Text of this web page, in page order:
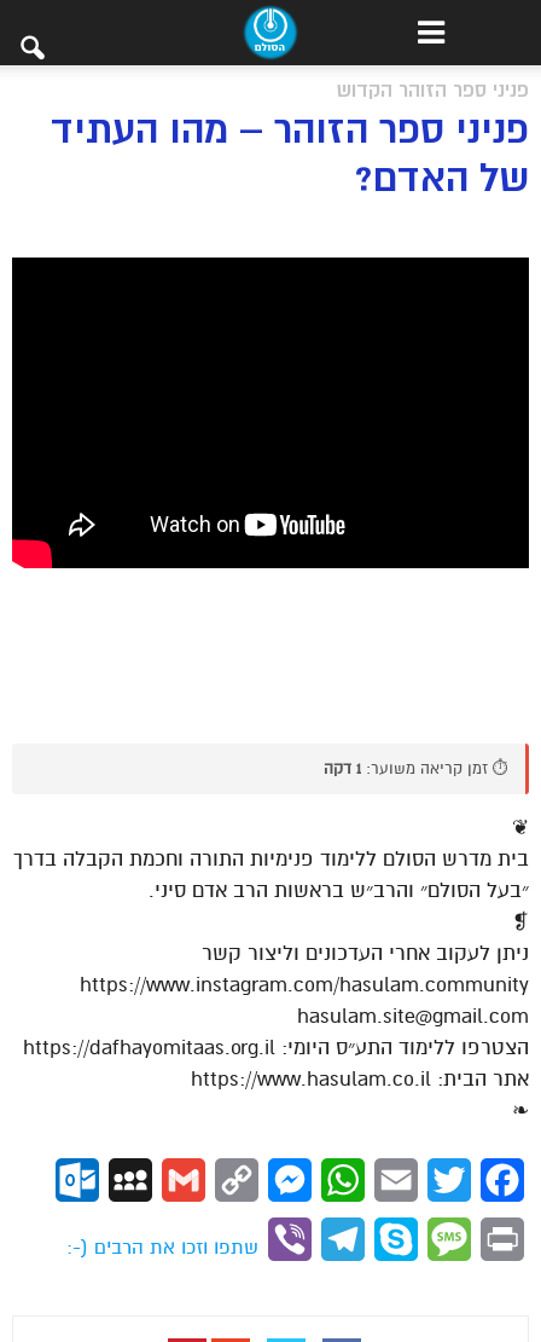
פניני ספר הזוהר הקדוש
פניני ספר הזוהר – מהו העתיד
של האדם?
⏱️ זמן קריאה משוער: 1 דקה
❦
בית מדרש הסולם ללימוד פנימיות התורה וחכמת הקבלה בדרך
״בעל הסולם״ והרב״ש בראשות הרב אדם סיני.
❡
ניתן לעקוב אחרי העדכונים וליצור קשר
https://www.instagram.com/hasulam.community
hasulam.site@gmail.com
הצטרפו ללימוד התע״ס היומי: https://dafhayomitaas.org.il
אתר הבית: https://www.hasulam.co.il
❧
Facebook
Twitter
Email
WhatsApp
Messenger
Copy
Gmail
MySpace
Print
Message
Skype
Telegram
Viber
שתפו וזכו את הרבים (-: